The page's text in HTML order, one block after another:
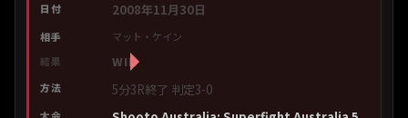
2008年11月30日
マット・ケイン
WIN
5分3R終了 判定3-0